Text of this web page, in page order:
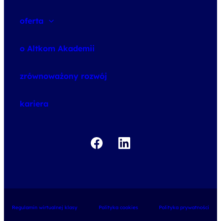
oferta
o Altkom Akademii
zrównoważony rozwój
kariera
Regulamin wirtualnej klasy Polityka cookies Polityka prywatności